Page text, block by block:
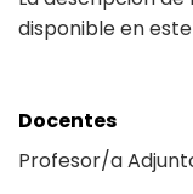
disponible en
Docentes
Profesor/a